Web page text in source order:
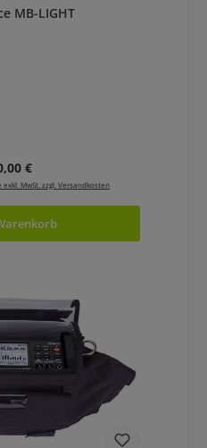
MB-LIGHT
Preis:
€
exkl. MwSt. zzgl. Versandkosten